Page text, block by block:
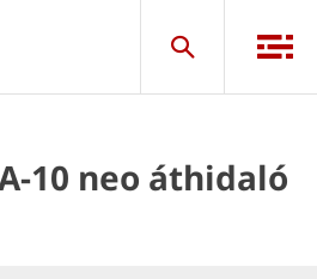
10 neo áthidaló